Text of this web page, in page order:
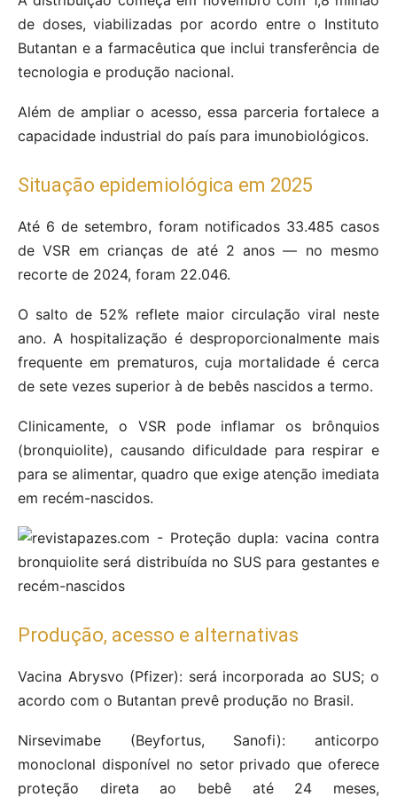
de doses, viabilizadas por acordo entre o Instituto
Butantan e a farmacêutica que inclui transferência de
tecnologia e produção nacional.
Além de ampliar o acesso, essa parceria fortalece a
capacidade industrial do país para imunobiológicos.
Situação epidemiológica em 2025
Até 6 de setembro, foram notificados 33.485 casos
de VSR em crianças de até 2 anos — no mesmo
recorte de 2024, foram 22.046.
O salto de 52% reflete maior circulação viral neste
ano. A hospitalização é desproporcionalmente mais
frequente em prematuros, cuja mortalidade é cerca
de sete vezes superior à de bebês nascidos a termo.
Clinicamente, o VSR pode inflamar os brônquios
(bronquiolite), causando dificuldade para respirar e
para se alimentar, quadro que exige atenção imediata
em recém-nascidos.
Produção, acesso e alternativas
Vacina Abrysvo (Pfizer): será incorporada ao SUS; o
acordo com o Butantan prevê produção no Brasil.
Nirsevimabe (Beyfortus, Sanofi): anticorpo
monoclonal disponível no setor privado que oferece
proteção direta ao bebê até 24 meses,